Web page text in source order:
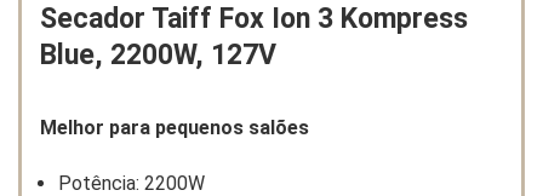
Secador Taiff Fox Ion 3 Kompress
Blue, 2200W, 127V
Melhor para pequenos salões
Potência: 2200W